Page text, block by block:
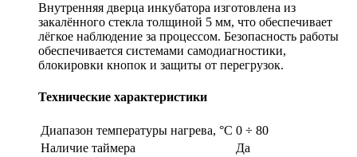
Внутренняя дверца инкубатора изготовлена из
закалённого стекла толщиной 5 мм, что обеспечивает
лёгкое наблюдение за процессом. Безопасность работы
обеспечивается системами самодиагностики,
блокировки кнопок и защиты от перегрузок.
Технические характеристики
Диапазон температуры нагрева, °C 0 ÷ 80
Наличие таймера
Да